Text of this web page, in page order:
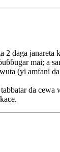
daga janareta
mai; a
(yi amfani
da